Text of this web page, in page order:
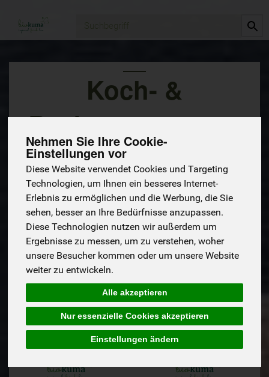
Nehmen Sie Ihre Cookie-
Einstellungen vor
Diese Website verwendet Cookies und Targeting
Technologien, um Ihnen ein besseres Internet-
Erlebnis zu ermöglichen und die Werbung, die Sie
sehen, besser an Ihre Bedürfnisse anzupassen.
Diese Technologien nutzen wir außerdem um
Ergebnisse zu messen, um zu verstehen, woher
unsere Besucher kommen oder um unsere Website
weiter zu entwickeln.
Alle akzeptieren
Nur essenzielle Cookies akzeptieren
Einstellungen ändern
Koch- &
Backzutaten
68
Getreide &
Hülsenfrüchte
56
Mehl
108 42